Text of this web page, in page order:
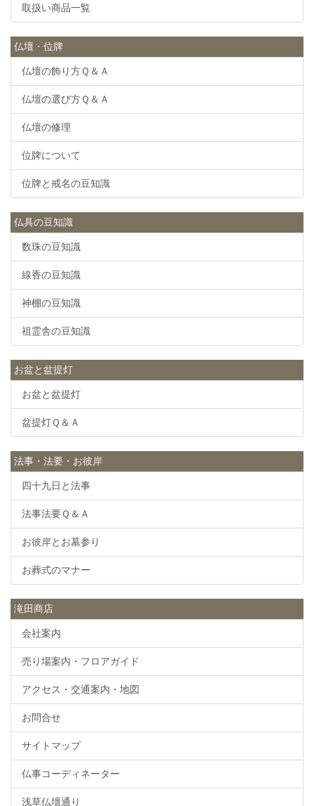
取扱い商品一覧
仏壇・位牌
仏壇の飾り方Ｑ＆Ａ
仏壇の選び方Ｑ＆Ａ
仏壇の修理
位牌について
位牌と戒名の豆知識
仏具の豆知識
数珠の豆知識
線香の豆知識
神棚の豆知識
祖霊舎の豆知識
お盆と盆提灯
お盆と盆提灯
盆提灯Ｑ＆Ａ
法事・法要・お彼岸
四十九日と法事
法事法要Ｑ＆Ａ
お彼岸とお墓参り
お葬式のマナー
滝田商店
会社案内
売り場案内・フロアガイド
アクセス・交通案内・地図
お問合せ
サイトマップ
仏事コーディネーター
浅草仏壇通り